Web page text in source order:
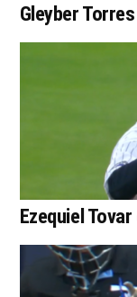
Gleyber
Ezequiel